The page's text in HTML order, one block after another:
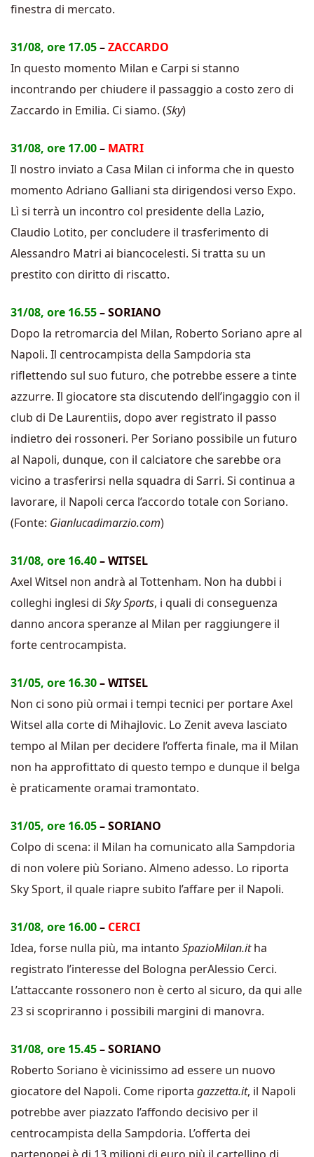
finestra di mercato.
31/08, ore 17.05–ZACCARDO
In questo momento Milan e Carpi si stanno
incontrando per chiudere il passaggio a costo zero di
Zaccardo in Emilia. Ci siamo. (Sky)
31/08, ore 17.00– MATRI
Il nostro inviato a Casa Milan ci informa che in questo
momento Adriano Galliani sta dirigendosi verso Expo.
Lì si terrà un incontro col presidente della Lazio,
Claudio Lotito, per concludere il trasferimento di
Alessandro Matri ai biancocelesti. Si tratta su un
prestito con diritto di riscatto.
31/08, ore 16.55– SORIANO
Dopo la retromarcia del Milan, Roberto Soriano apre al
Napoli. Il centrocampista della Sampdoria sta
riflettendo sul suo futuro, che potrebbe essere a tinte
azzurre. Il giocatore sta discutendo dell’ingaggio con il
club di De Laurentiis, dopo aver registrato il passo
indietro dei rossoneri. Per Soriano possibile un futuro
al Napoli, dunque, con il calciatore che sarebbe ora
vicino a trasferirsi nella squadra di Sarri. Si continua a
lavorare, il Napoli cerca l’accordo totale con Soriano.
(Fonte: Gianlucadimarzio.com)
31/08, ore 16.40– WITSEL
Axel Witsel non andrà al Tottenham. Non ha dubbi i
colleghi inglesi di Sky Sports, i quali di conseguenza
danno ancora speranze al Milan per raggiungere il
forte centrocampista.
31/05, ore 16.30– WITSEL
Non ci sono più ormai i tempi tecnici per portare Axel
Witsel alla corte di Mihajlovic. Lo Zenit aveva lasciato
tempo al Milan per decidere l’offerta finale, ma il Milan
non ha approfittato di questo tempo e dunque il belga
è praticamente oramai tramontato.
31/05, ore 16.05– SORIANO
Colpo di scena: il Milan ha comunicato alla Sampdoria
di non volere più Soriano. Almeno adesso. Lo riporta
Sky Sport, il quale riapre subito l’affare per il Napoli.
31/08, ore 16.00– CERCI
Idea, forse nulla più, ma intanto SpazioMilan.itha
registrato l’interesse del Bologna perAlessio Cerci.
L’attaccante rossonero non è certo al sicuro, da qui alle
23 si scopriranno i possibili margini di manovra.
31/08, ore 15.45– SORIANO
Roberto Soriano è vicinissimo ad essere un nuovo
giocatore del Napoli. Come riporta gazzetta.it, il Napoli
potrebbe aver piazzato l’affondo decisivo per il
centrocampista della Sampdoria. L’offerta dei